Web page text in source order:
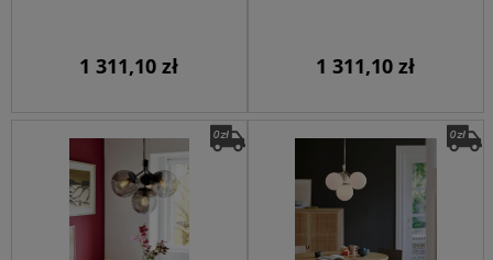
1 311,10 zł 1 311,10 zł